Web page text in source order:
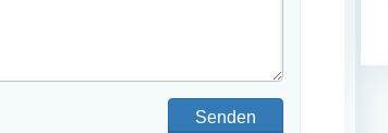
Senden